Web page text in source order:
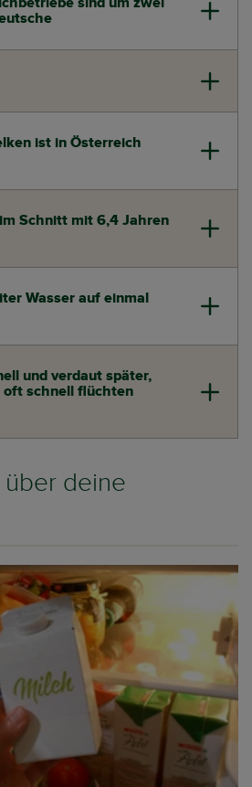
ist in Österreich
Schnitt mit 6,4 Jahren
Wasser auf einmal
und verdaut später,
schnell flüchten
über deine